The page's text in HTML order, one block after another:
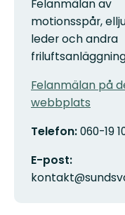
Felanmälan av
motionsspår,
leder och andra
Felanmälan på
webbplats
Telefon:060-19
E-post: